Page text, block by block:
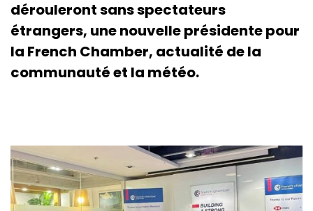
dérouleront sans spectateurs
étrangers, une nouvelle présidente pour
la French Chamber, actualité de la
communauté et la météo.